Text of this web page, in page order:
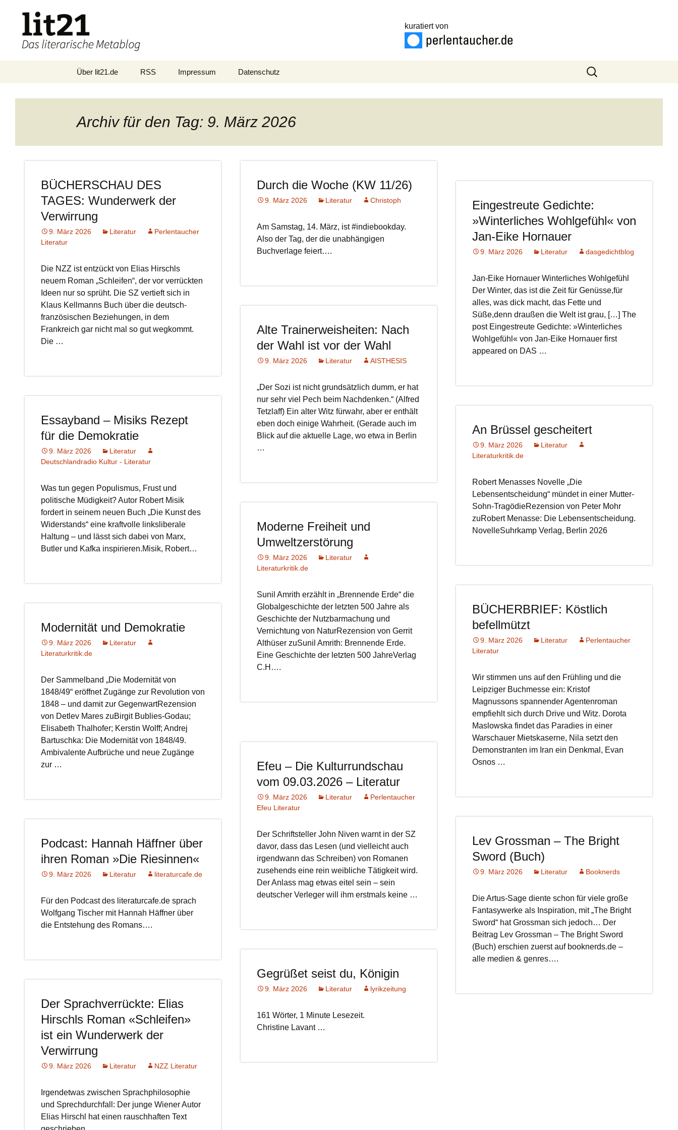
kuratiert von
Zum
Über lit21.de RSS Impressum Datenschutz
Suchen
nach:
Archiv für den Tag: 9. März 2026
BÜCHERSCHAU DES
TAGES: Wunderwerk der
Verwirrung
9. März 2026 Literatur
Perlentaucher
Literatur
Die NZZ ist entzückt von Elias Hirschls
neuem Roman „Schleifen“, der vor verrückten
Ideen nur so sprüht. Die SZ vertieft sich in
Klaus Kellmanns Buch über die deutsch-
französischen Beziehungen, in dem
Frankreich gar nicht mal so gut wegkommt.
Die …
Durch die Woche (KW 11/26)
9. März 2026 Literatur Christoph
Am Samstag, 14. März, ist #indiebookday.
Also der Tag, der die unabhängigen
Buchverlage feiert….
Eingestreute Gedichte:
»Winterliches Wohlgefühl« von
Jan-Eike Hornauer
9. März 2026 Literatur dasgedichtblog
Jan-Eike Hornauer Winterliches Wohlgefühl
Der Winter, das ist die Zeit für Genüsse,für
alles, was dick macht, das Fette und
Süße,denn draußen die Welt ist grau, […] The
post Eingestreute Gedichte: »Winterliches
Wohlgefühl« von Jan-Eike Hornauer first
appeared on DAS …
Alte Trainerweisheiten: Nach
der Wahl ist vor der Wahl
9. März 2026 Literatur AISTHESIS
„Der Sozi ist nicht grundsätzlich dumm, er hat
nur sehr viel Pech beim Nachdenken.“ (Alfred
Tetzlaff) Ein alter Witz fürwahr, aber er enthält
eben doch einige Wahrheit. (Gerade auch im
Blick auf die aktuelle Lage, wo etwa in Berlin
…
Essayband – Misiks Rezept
für die Demokratie
9. März 2026
Literatur
Deutschlandradio Kultur - Literatur
Was tun gegen Populismus, Frust und
politische Müdigkeit? Autor Robert Misik
fordert in seinem neuen Buch „Die Kunst des
Widerstands“ eine kraftvolle linksliberale
Haltung – und lässt sich dabei von Marx,
Butler und Kafka inspirieren.Misik, Robert…
An Brüssel gescheitert
9. März 2026
Literatur
Literaturkritik.de
Robert Menasses Novelle „Die
Lebensentscheidung“ mündet in einer Mutter-
Sohn-TragödieRezension von Peter Mohr
zuRobert Menasse: Die Lebensentscheidung.
NovelleSuhrkamp Verlag, Berlin 2026
Moderne Freiheit und
Umweltzerstörung
9. März 2026
Literatur
Literaturkritik.de
Sunil Amrith erzählt in „Brennende Erde“ die
Globalgeschichte der letzten 500 Jahre als
Geschichte der Nutzbarmachung und
Vernichtung von NaturRezension von Gerrit
Althüser zuSunil Amrith: Brennende Erde.
Eine Geschichte der letzten 500 JahreVerlag
C.H….
BÜCHERBRIEF: Köstlich
befellmützt
9. März 2026 Literatur
Perlentaucher
Literatur
Wir stimmen uns auf den Frühling und die
Leipziger Buchmesse ein: Kristof
Magnussons spannender Agentenroman
empfiehlt sich durch Drive und Witz. Dorota
Maslowska findet das Paradies in einer
Warschauer Mietskaserne, Nila setzt den
Demonstranten im Iran ein Denkmal, Evan
Osnos …
Modernität und Demokratie
9. März 2026
Literatur
Literaturkritik.de
Der Sammelband „Die Modernität von
1848/49“ eröffnet Zugänge zur Revolution von
1848 – und damit zur GegenwartRezension
von Detlev Mares zuBirgit Bublies-Godau;
Elisabeth Thalhofer; Kerstin Wolff; Andrej
Bartuschka: Die Modernität von 1848/49.
Ambivalente Aufbrüche und neue Zugänge
zur …
Efeu – Die Kulturrundschau
vom 09.03.2026 – Literatur
9. März 2026 Literatur
Perlentaucher
Efeu Literatur
Der Schriftsteller John Niven warnt in der SZ
davor, dass das Lesen (und vielleicht auch
irgendwann das Schreiben) von Romanen
zusehends eine rein weibliche Tätigkeit wird.
Der Anlass mag etwas eitel sein – sein
deutscher Verleger will ihm erstmals keine …
Lev Grossman – The Bright
Sword (Buch)
9. März 2026 Literatur Booknerds
Die Artus-Sage diente schon für viele große
Fantasywerke als Inspiration, mit „The Bright
Sword“ hat Grossman sich jedoch… Der
Beitrag Lev Grossman – The Bright Sword
(Buch) erschien zuerst auf booknerds.de –
alle medien & genres….
Podcast: Hannah Häffner über
ihren Roman »Die Riesinnen«
9. März 2026 Literatur literaturcafe.de
Für den Podcast des literaturcafe.de sprach
Wolfgang Tischer mit Hannah Häffner über
die Entstehung des Romans….
Gegrüßet seist du, Königin
9. März 2026 Literatur lyrikzeitung
161 Wörter, 1 Minute Lesezeit.
Christine Lavant …
Der Sprachverrückte: Elias
Hirschls Roman «Schleifen»
ist ein Wunderwerk der
Verwirrung
9. März 2026 Literatur NZZ Literatur
Irgendetwas zwischen Sprachphilosophie
und Sprechdurchfall: Der junge Wiener Autor
Elias Hirschl hat einen rauschhaften Text